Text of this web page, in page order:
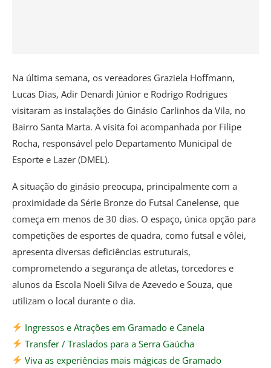
Na última semana, os vereadores Graziela Hoffmann,
Lucas Dias, Adir Denardi Júnior e Rodrigo Rodrigues
visitaram as instalações do Ginásio Carlinhos da Vila, no
Bairro Santa Marta. A visita foi acompanhada por Filipe
Rocha, responsável pelo Departamento Municipal de
Esporte e Lazer (DMEL).
A situação do ginásio preocupa, principalmente com a
proximidade da Série Bronze do Futsal Canelense, que
começa em menos de 30 dias. O espaço, única opção para
competições de esportes de quadra, como futsal e vôlei,
apresenta diversas deficiências estruturais,
comprometendo a segurança de atletas, torcedores e
alunos da Escola Noeli Silva de Azevedo e Souza, que
utilizam o local durante o dia.
Ingressos e Atrações em Gramado e Canela
Transfer / Traslados para a Serra Gaúcha
Viva as experiências mais mágicas de Gramado